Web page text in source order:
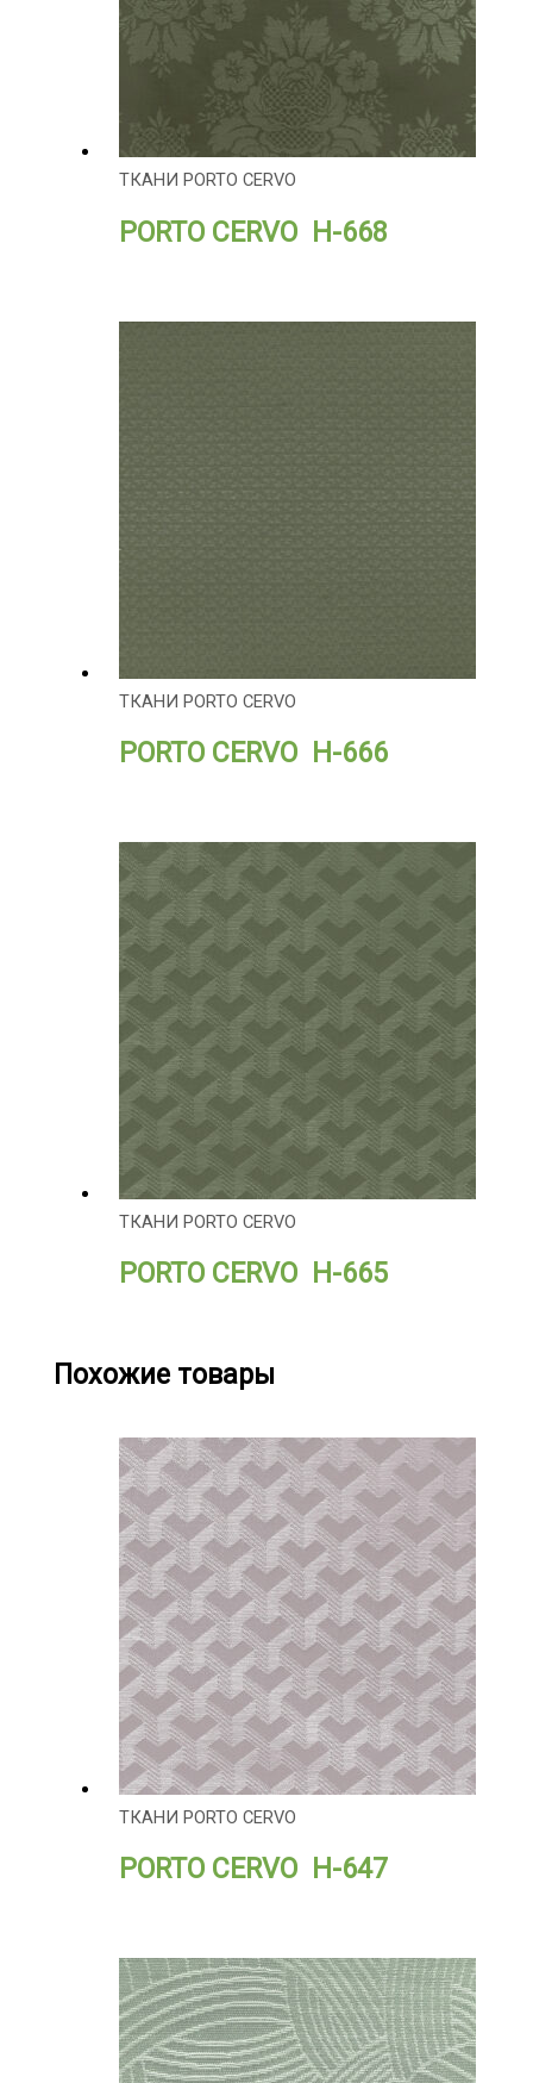
ТКАНИ PORTO CERVO
PORTO CERVO H-668
ТКАНИ PORTO CERVO
PORTO CERVO H-666
ТКАНИ PORTO CERVO
PORTO CERVO H-665
Похожие товары
ТКАНИ PORTO CERVO
PORTO CERVO H-647